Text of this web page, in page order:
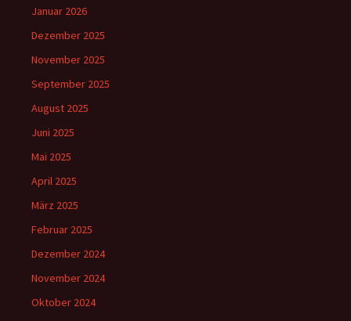
Januar 2026
Dezember 2025
November 2025
September 2025
August 2025
Juni 2025
Mai 2025
April 2025
März 2025
Februar 2025
Dezember 2024
November 2024
Oktober 2024